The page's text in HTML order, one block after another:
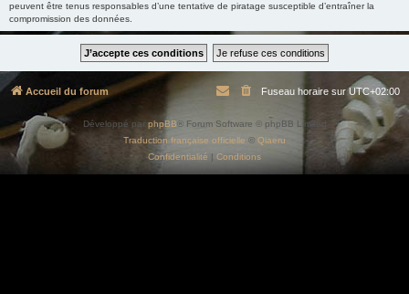
peuvent être tenus responsables d’une tentative de piratage susceptible d’entraîner la
compromission des données.
Accueil du forum Fuseau horaire surUTC+02:00
Développé par phpBB ® Forum Software © phpBB Limited
Traduction française officielle © Qiaeru
Confidentialité | Conditions